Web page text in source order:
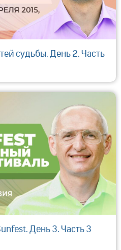
судьбы. День 2. Часть
День 3. Часть 3